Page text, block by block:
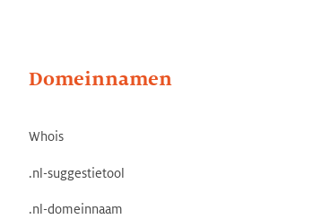
Domeinnamen
Whois
.nl-suggestietool
.nl-domeinnaam